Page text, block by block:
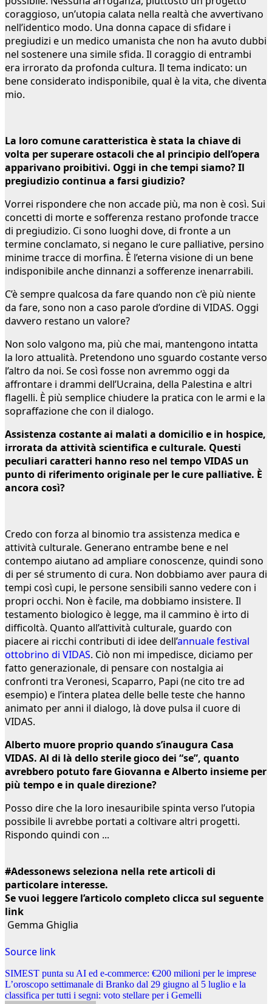
coraggioso, un’utopia calata nella realtà che avvertivano
nell’identico modo. Una donna capace di sfidare i
pregiudizi e un medico umanista che non ha avuto dubbi
nel sostenere una simile sfida. Il coraggio di entrambi
era irrorato da profonda cultura. Il tema indicato: un
bene considerato indisponibile, qual è la vita, che diventa
mio.
La loro comune caratteristica è stata la chiave di
volta per superare ostacoli che al principio dell’opera
apparivano proibitivi. Oggi in che tempi siamo? Il
pregiudizio continua a farsi giudizio?
Vorrei rispondere che non accade più, ma non è così. Sui
concetti di morte e sofferenza restano profonde tracce
di pregiudizio. Ci sono luoghi dove, di fronte a un
termine conclamato, si negano le cure palliative, persino
minime tracce di morfina. È l’eterna visione di un bene
indisponibile anche dinnanzi a sofferenze inenarrabili.
C’è sempre qualcosa da fare quando non c’è più niente
da fare, sono non a caso parole d’ordine di VIDAS. Oggi
davvero restano un valore?
Non solo valgono ma, più che mai, mantengono intatta
la loro attualità. Pretendono uno sguardo costante verso
l’altro da noi. Se così fosse non avremmo oggi da
affrontare i drammi dell’Ucraina, della Palestina e altri
flagelli. È più semplice chiudere la pratica con le armi e la
sopraffazione che con il dialogo.
Assistenza costante ai malati a domicilio e in hospice,
irrorata da attività scientifica e culturale. Questi
peculiari caratteri hanno reso nel tempo VIDAS un
punto di riferimento originale per le cure palliative. È
ancora così?
Credo con forza al binomio tra assistenza medica e
attività culturale. Generano entrambe bene e nel
contempo aiutano ad ampliare conoscenze, quindi sono
di per sé strumento di cura. Non dobbiamo aver paura di
tempi così cupi, le persone sensibili sanno vedere con i
propri occhi. Non è facile, ma dobbiamo insistere. Il
testamento biologico è legge, ma il cammino è irto di
difficoltà. Quanto all’attività culturale, guardo con
piacere ai ricchi contributi di idee dell’annuale festival
ottobrino di VIDAS. Ciò non mi impedisce, diciamo per
fatto generazionale, di pensare con nostalgia ai
confronti tra Veronesi, Scaparro, Papi (ne cito tre ad
esempio) e l’intera platea delle belle teste che hanno
animato per anni il dialogo, là dove pulsa il cuore di
VIDAS.
Alberto muore proprio quando s’inaugura Casa
VIDAS. Al di là dello sterile gioco dei “se”, quanto
avrebbero potuto fare Giovanna e Alberto insieme per
più tempo e in quale direzione?
Posso dire che la loro inesauribile spinta verso l’utopia
possibile li avrebbe portati a coltivare altri progetti.
Rispondo quindi con ...
#Adessonews seleziona nella rete articoli di
particolare interesse.
Se vuoi leggere l’articolo completo clicca sul seguente
link
Gemma Ghiglia
Source link
Navigazione
articoli
SIMEST punta su AI ed e-commerce: €200 milioni per le imprese
L’oroscopo settimanale di Branko dal 29 giugno al 5 luglio e la
classifica per tutti i segni: voto stellare per i Gemelli